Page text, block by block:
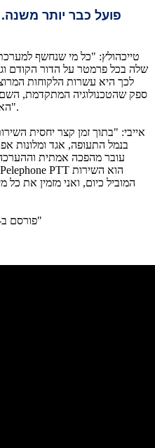
פועל כבר יותר
טייכהולץ: "כל מי שנחשף
שלה בכל פרמטר על הדור הקודם
לכך היא עשרות הלקוחות
ספק שהטכנולוגיה המתקדמת,
האטרקטיבי משחקים בכך תפקיד חשוב".
אייבי: "בתוך זמן קצר יחסית
המוביל כיום, ואני מזמין את
פורסם ב-7 בנובמבר 2018 ב"אנשים ומחשבים"